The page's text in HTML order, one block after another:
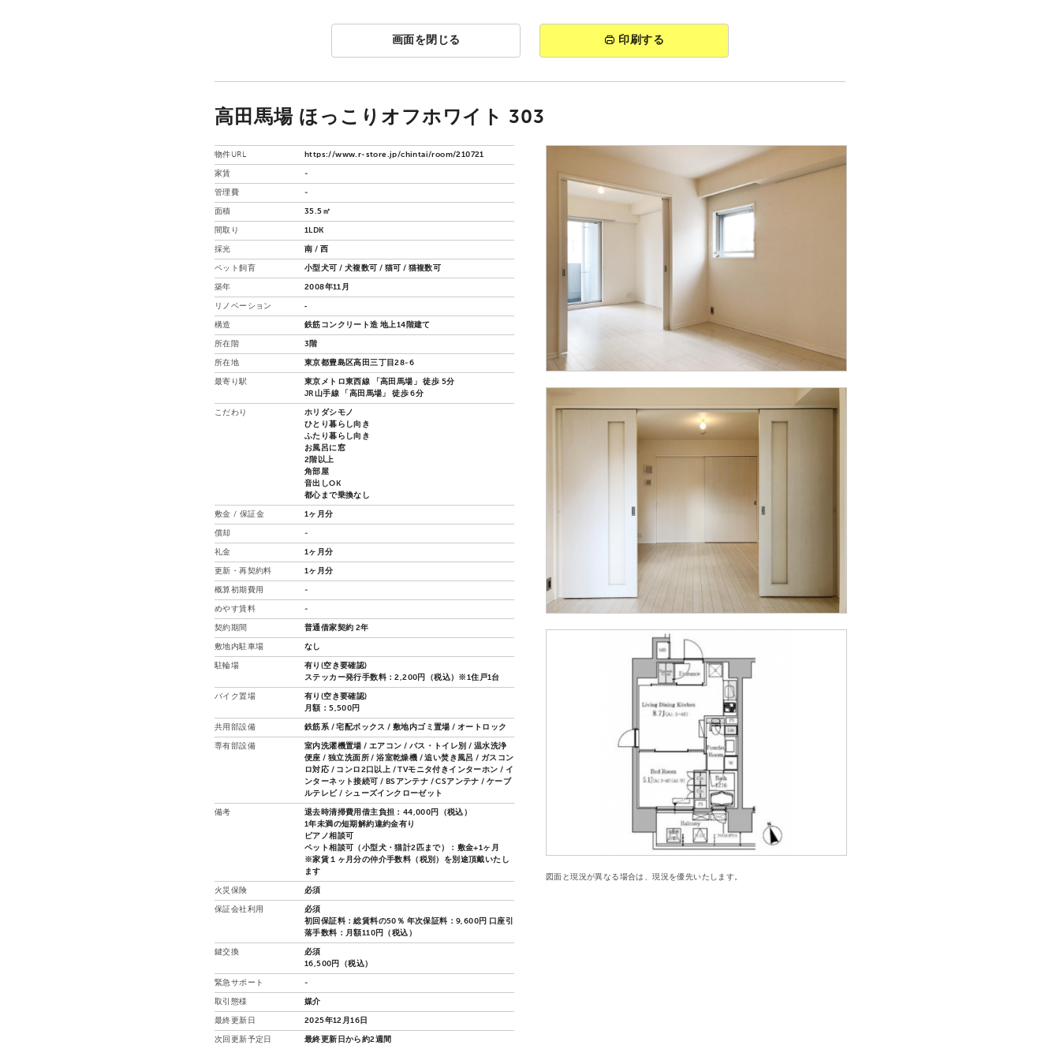
画面を閉じる 印刷する
高田馬場 ほっこりオフホワイト 303
図面と現況が異なる場合は、現況を優先いたします。
物件URL https://www.r-store.jp/chintai/room/210721
家賃 -
管理費 -
面積 35.5㎡
間取り 1LDK
採光 南 / 西
ペット飼育 小型犬可 / 犬複数可 / 猫可 / 猫複数可
築年 2008年11月
リノベーション ‐
構造 鉄筋コンクリート造 地上14階建て
所在階 3階
所在地 東京都豊島区高田三丁目28-6
最寄り駅
東京メトロ東西線 「高田馬場」 徒歩 5分
JR山手線 「高田馬場」 徒歩 6分
こだわり
ホリダシモノ
ひとり暮らし向き
ふたり暮らし向き
お風呂に窓
2階以上
角部屋
音出しOK
都心まで乗換なし
敷金 / 保証金 1ヶ月分
償却 -
礼金 1ヶ月分
更新・再契約料 1ヶ月分
概算初期費用 -
めやす賃料 -
契約期間 普通借家契約 2年
敷地内駐車場 なし
駐輪場
有り(空き要確認)
ステッカー発行手数料：2,200円（税込）※1住戸1台
バイク置場
有り(空き要確認)
月額：5,500円
共用部設備 鉄筋系 / 宅配ボックス / 敷地内ゴミ置場 / オートロック
専有部設備
室内洗濯機置場 / エアコン / バス・トイレ別 / 温水洗浄
便座 / 独立洗面所 / 浴室乾燥機 / 追い焚き風呂 / ガスコン
ロ対応 / コンロ2口以上 / TVモニタ付きインターホン / イ
ンターネット接続可 / BSアンテナ / CSアンテナ / ケーブ
ルテレビ / シューズインクローゼット
備考
退去時清掃費用借主負担：44,000円（税込）
1年未満の短期解約違約金有り
ピアノ相談可
ペット相談可（小型犬・猫計2匹まで）：敷金+1ヶ月
※家賃１ヶ月分の仲介手数料（税別）を別途頂戴いたし
ます
火災保険 必須
保証会社利用
必須
初回保証料：総賃料の50％ 年次保証料：9,600円 口座引
落手数料：月額110円（税込）
鍵交換
必須
16,500円（税込）
緊急サポート -
取引態様 媒介
最終更新日 2025年12月16日
次回更新予定日 最終更新日から約2週間